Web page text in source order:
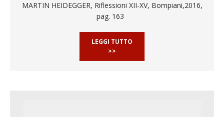
MARTIN HEIDEGGER, Riflessioni XII-XV, Bompiani,2016,
pag. 163
LEGGI TUTTO
>>